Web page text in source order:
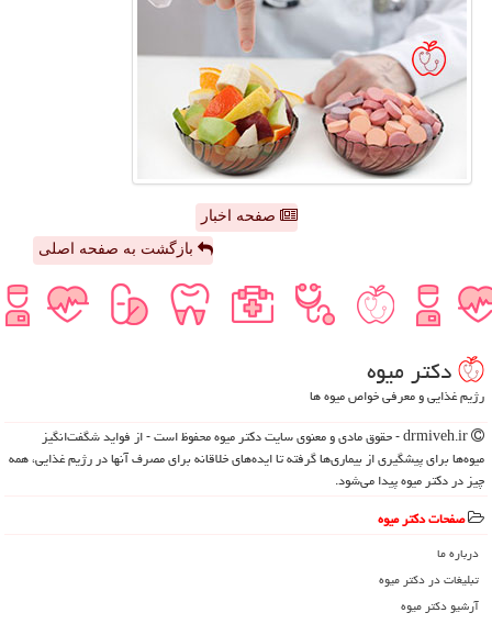
صفحه اخبار
بازگشت به صفحه اصلی
دكتر میوه
رژیم غذایی و معرفی خواص میوه ها
drmiveh.ir - حقوق مادی و معنوی سایت دكتر میوه محفوظ است - از فواید شگفت‌انگیز
میوه‌ها برای پیشگیری از بیماری‌ها گرفته تا ایده‌های خلاقانه برای مصرف آنها در رژیم غذایی، همه
چیز در دکتر میوه پیدا می‌شود.
صفحات دكتر میوه
درباره ما
تبلیغات در دكتر میوه
آرشیو دكتر میوه